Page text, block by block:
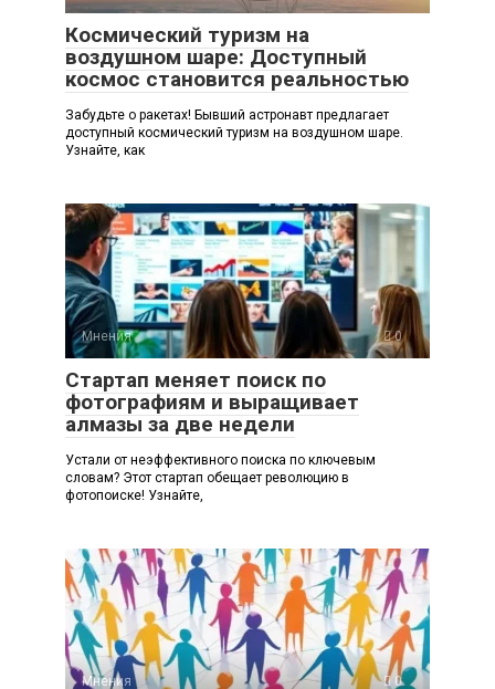
Космический туризм на
воздушном шаре: Доступный
космос становится реальностью
Забудьте о ракетах! Бывший астронавт предлагает
доступный космический туризм на воздушном шаре.
Узнайте, как
Мнения 0
Стартап меняет поиск по
фотографиям и выращивает
алмазы за две недели
Устали от неэффективного поиска по ключевым
словам? Этот стартап обещает революцию в
фотопоиске! Узнайте,
Мнения 0